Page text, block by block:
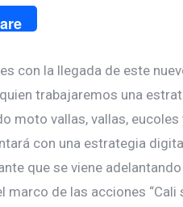
con la llegada de este
trabajaremos una
moto vallas, vallas,
con una estrategia
que se viene
marco de las acciones “Cali